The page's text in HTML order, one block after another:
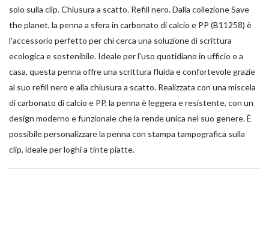
solo sulla clip. Chiusura a scatto. Refill nero. Dalla collezione Save
the planet, la penna a sfera in carbonato di calcio e PP (B11258) è
l'accessorio perfetto per chi cerca una soluzione di scrittura
ecologica e sostenibile. Ideale per l'uso quotidiano in ufficio o a
casa, questa penna offre una scrittura fluida e confortevole grazie
al suo refill nero e alla chiusura a scatto. Realizzata con una miscela
di carbonato di calcio e PP, la penna è leggera e resistente, con un
design moderno e funzionale che la rende unica nel suo genere. È
possibile personalizzare la penna con stampa tampografica sulla
clip, ideale per loghi a tinte piatte.